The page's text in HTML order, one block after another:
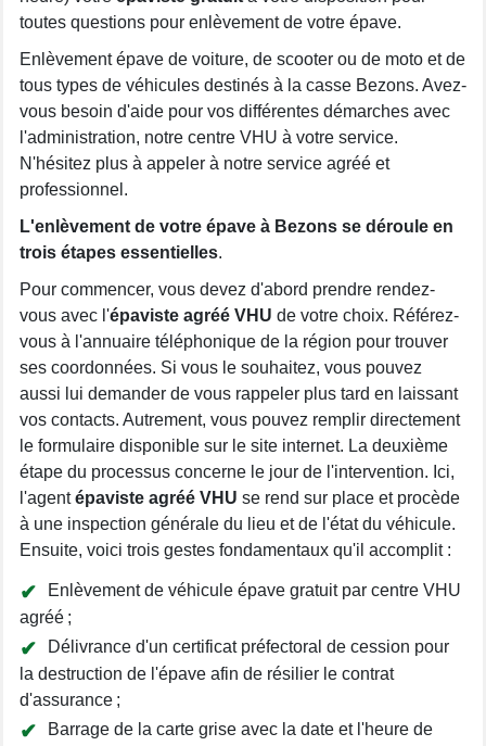
toutes questions pour enlèvement de votre épave.
Enlèvement épave de voiture, de scooter ou de moto et de
tous types de véhicules destinés à la casse Bezons. Avez-
vous besoin d'aide pour vos différentes démarches avec
l'administration, notre centre VHU à votre service.
N'hésitez plus à appeler à notre service agréé et
professionnel.
L'enlèvement de votre épave à Bezons se déroule en
trois étapes essentielles.
Pour commencer, vous devez d'abord prendre rendez-
vous avec l'épaviste agréé VHU de votre choix. Référez-
vous à l'annuaire téléphonique de la région pour trouver
ses coordonnées. Si vous le souhaitez, vous pouvez
aussi lui demander de vous rappeler plus tard en laissant
vos contacts. Autrement, vous pouvez remplir directement
le formulaire disponible sur le site internet. La deuxième
étape du processus concerne le jour de l'intervention. Ici,
l'agentépaviste agréé VHU se rend sur place et procède
à une inspection générale du lieu et de l'état du véhicule.
Ensuite, voici trois gestes fondamentaux qu'il accomplit :
Enlèvement de véhicule épave gratuit par centre VHU
agréé ;
Délivrance d'un certificat préfectoral de cession pour
la destruction de l'épave afin de résilier le contrat
d'assurance ;
Barrage de la carte grise avec la date et l'heure de